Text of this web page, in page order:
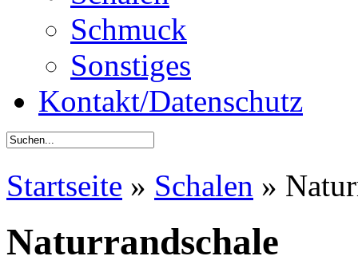
Schmuck
Sonstiges
Kontakt/Datenschutz
Startseite » Schalen »
Naturrandschale